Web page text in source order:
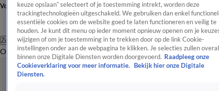
Volg Shownieuws
Zoeken
OverzichtEntertainmentSpraakmakendRealityCrimeVideo's
keuze opslaan” selecteert of je toestemming intrekt, worden deze
trackingtechnologieën uitgeschakeld. We gebruiken dan enkel
essentiële cookies om de website goed te laten functioneren en veilig te
houden. Je kunt dit menu op ieder moment opnieuw openen om je
wijzigen of om je toestemming in te trekken door op de link Cookie-
instellingen onder aan de webpagina te klikken. Je selecties zullen overal
binnen onze Digitale Diensten worden doorgevoerd. Raadpleeg onze
Cookieverklaring voor meer informatie.
Bekijk hier onze Digitale
Diensten.